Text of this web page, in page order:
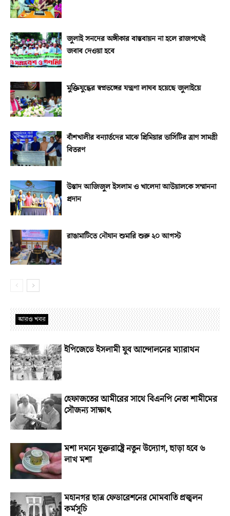
জুলাই সনদের অঙ্গীকার বাস্তবায়ন না হলে রাজপথেই
জবাব দেওয়া হবে
মুক্তিযুদ্ধের স্বপ্নভঙ্গের যন্ত্রণা লাঘব হয়েছে জুলাইয়ে
বাঁশখালীর বন্যার্তদের মাঝে প্রিমিয়ার ভার্সিটির ত্রাণ সামগ্রী
বিতরণ
উস্তাদ আজিজুল ইসলাম ও খালেদা আউয়ালকে সম্মাননা
প্রদান
রাঙামাটিতে নৌযান শুমারি শুরু ২০ আগস্ট
আরও খবর
ইপিজেডে ইসলামী যুব আন্দোলনের ম্যারাথন
হেফাজতের আমীরের সাথে বিএনপি নেতা শামীমের
সৌজন্য সাক্ষাৎ
মশা দমনে যুক্তরাষ্ট্রে নতুন উদ্যোগ, ছাড়া হবে ৬
লাখ মশা
মহানগর ছাত্র ফেডারেশনের মোমবাতি প্রজ্বলন
কর্মসূচি